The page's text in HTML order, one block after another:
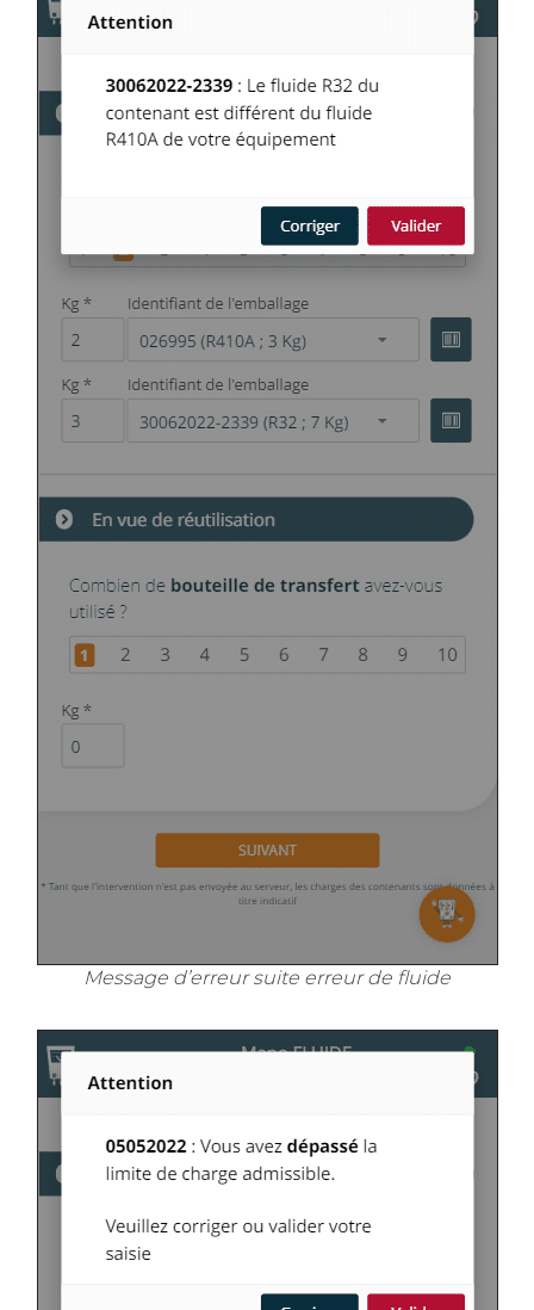
Message d’erreur suite erreur de fluide